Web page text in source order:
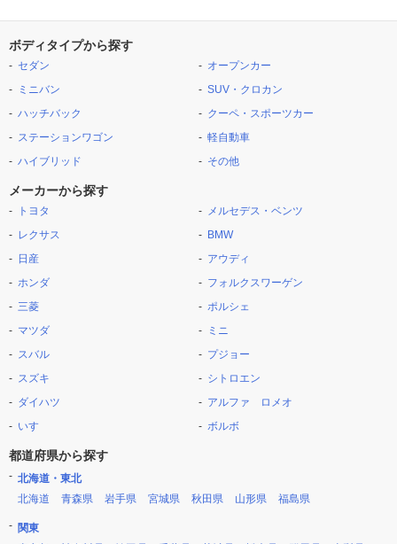
ボディタイプから探す
セダン
ミニバン
ハッチバック
ステーションワゴン
ハイブリッド
オープンカー
SUV・クロカン
クーペ・スポーツカー
軽自動車
その他
メーカーから探す
トヨタ
レクサス
日産
ホンダ
三菱
マツダ
スバル
スズキ
ダイハツ
いすゞ
メルセデス・ベンツ
BMW
アウディ
フォルクスワーゲン
ポルシェ
ミニ
プジョー
シトロエン
アルファ ロメオ
ボルボ
都道府県から探す
北海道・東北
北海道
青森県 岩手県 宮城県 秋田県 山形県 福島県
関東